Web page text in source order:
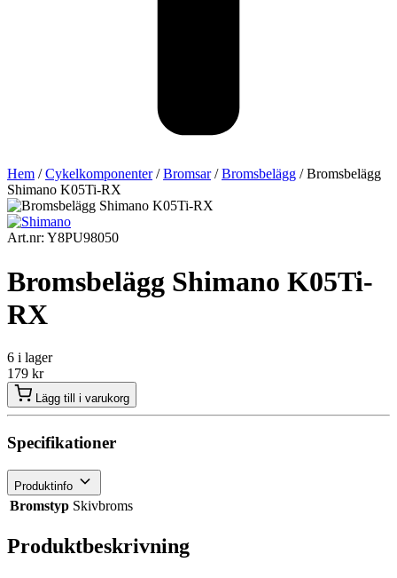
Hem /Cykelkomponenter/Bromsar/Bromsbelägg / Bromsbelägg
Shimano K05Ti-RX
Art.nr: Y8PU98050
Bromsbelägg Shimano K05Ti-
RX
6 i lager
179 kr
Lägg till i varukorg
Specifikationer
Produktinfo
Bromstyp Skivbroms
Produktbeskrivning